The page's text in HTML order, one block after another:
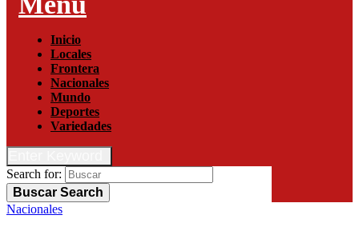
Inicio
Locales
Frontera
Nacionales
Mundo
Deportes
Variedades
Search for:
Buscar Search
Nacionales